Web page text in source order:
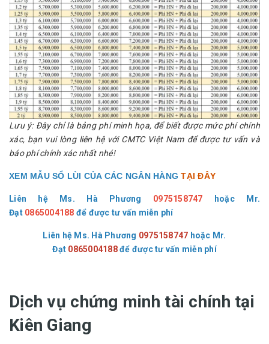
Lưu ý: Đây chỉ là bảng phí minh họa, để biết được mức phí chính
xác, bạn vui lòng liên hệ với CMTC Việt Nam để được tư vấn và
báo phí chính xác nhất nhé!
XEM MẪU SỔ LÙI CỦA CÁC NGÂN HÀNGTẠI ĐÂY
Liên hệ Ms. Hà Phương 0975158747 hoặc
Mr.
Đạt 0865004188 để được tư vấn miễn phí
Liên hệ Ms. Hà Phương 0975158747 hoặc Mr.
Đạt 0865004188 để được tư vấn miễn phí
Dịch vụ chứng minh tài chính tại
Kiên Giang